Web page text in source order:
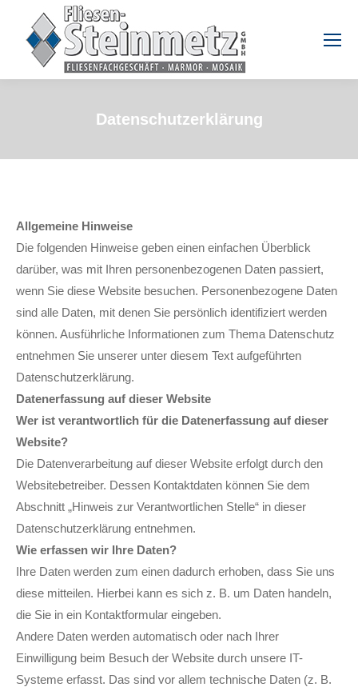
Datenschutzerklärung
Allgemeine Hinweise
Die folgenden Hinweise geben einen einfachen Überblick
darüber, was mit Ihren personenbezogenen Daten passiert,
wenn Sie diese Website besuchen. Personenbezogene Daten
sind alle Daten, mit denen Sie persönlich identifiziert werden
können. Ausführliche Informationen zum Thema Datenschutz
entnehmen Sie unserer unter diesem Text aufgeführten
Datenschutzerklärung.
Datenerfassung auf dieser Website
Wer ist verantwortlich für die Datenerfassung auf dieser
Website?
Die Datenverarbeitung auf dieser Website erfolgt durch den
Websitebetreiber. Dessen Kontaktdaten können Sie dem
Abschnitt „Hinweis zur Verantwortlichen Stelle“ in dieser
Datenschutzerklärung entnehmen.
Wie erfassen wir Ihre Daten?
Ihre Daten werden zum einen dadurch erhoben, dass Sie uns
diese mitteilen. Hierbei kann es sich z. B. um Daten handeln,
die Sie in ein Kontaktformular eingeben.
Andere Daten werden automatisch oder nach Ihrer
Einwilligung beim Besuch der Website durch unsere IT-
Systeme erfasst. Das sind vor allem technische Daten (z. B.